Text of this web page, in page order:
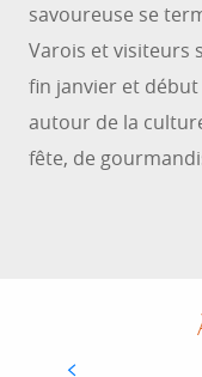
savoureuse se
Varois et visiteurs
fin janvier et
autour de la
fête, de